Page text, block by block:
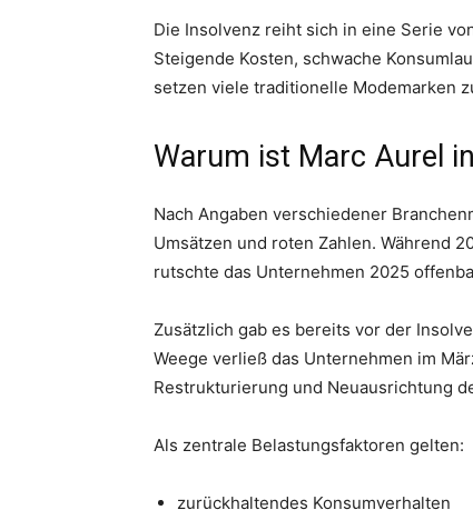
Die Insolvenz reiht sich in eine Serie
Steigende Kosten, schwache
setzen viele traditionelle Modemarken
Warum ist Marc Aurel
Nach Angaben verschiedener
Umsätzen und roten Zahlen. Während
rutschte das Unternehmen 2025
Zusätzlich gab es bereits vor der
Weege verließ das Unternehmen im
Restrukturierung und Neuausrichtung
Als zentrale Belastungsfaktoren gelten:
zurückhaltendes Konsumverhalten